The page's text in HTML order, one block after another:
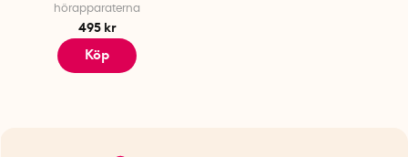
hörapparaterna
495 kr
Köp